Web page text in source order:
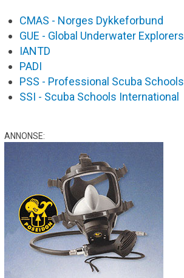
CMAS - Norges Dykkeforbund
GUE - Global Underwater Explorers
IANTD
PADI
PSS - Professional Scuba Schools
SSI - Scuba Schools International
ANNONSE: